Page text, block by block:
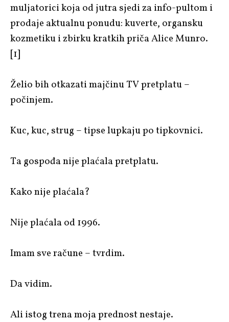
muljatorici koja od jutra sjedi za info-pultom i
prodaje aktualnu ponudu: kuverte, organsku
kozmetiku i zbirku kratkih priča Alice Munro.
[1]
Želio bih otkazati majčinu TV pretplatu –
počinjem.
Kuc, kuc, strug – tipse lupkaju po tipkovnici.
Ta gospođa nije plaćala pretplatu.
Kako nije plaćala?
Nije plaćala od 1996.
Imam sve račune – tvrdim.
Da vidim.
Ali istog trena moja prednost nestaje.